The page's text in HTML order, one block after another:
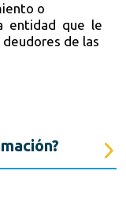
o
entidad que le
de las